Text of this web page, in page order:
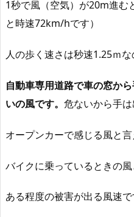
1秒で風（空気）が20m進む
と時速72km/hです）
人の歩く速さは秒速1.25ｍな
自動車専用道路で車の窓か
いの風です。 危ないから手は
オープンカーで感じる風と
バイクに乗っているときの風
ある程度の被害が出る風速で